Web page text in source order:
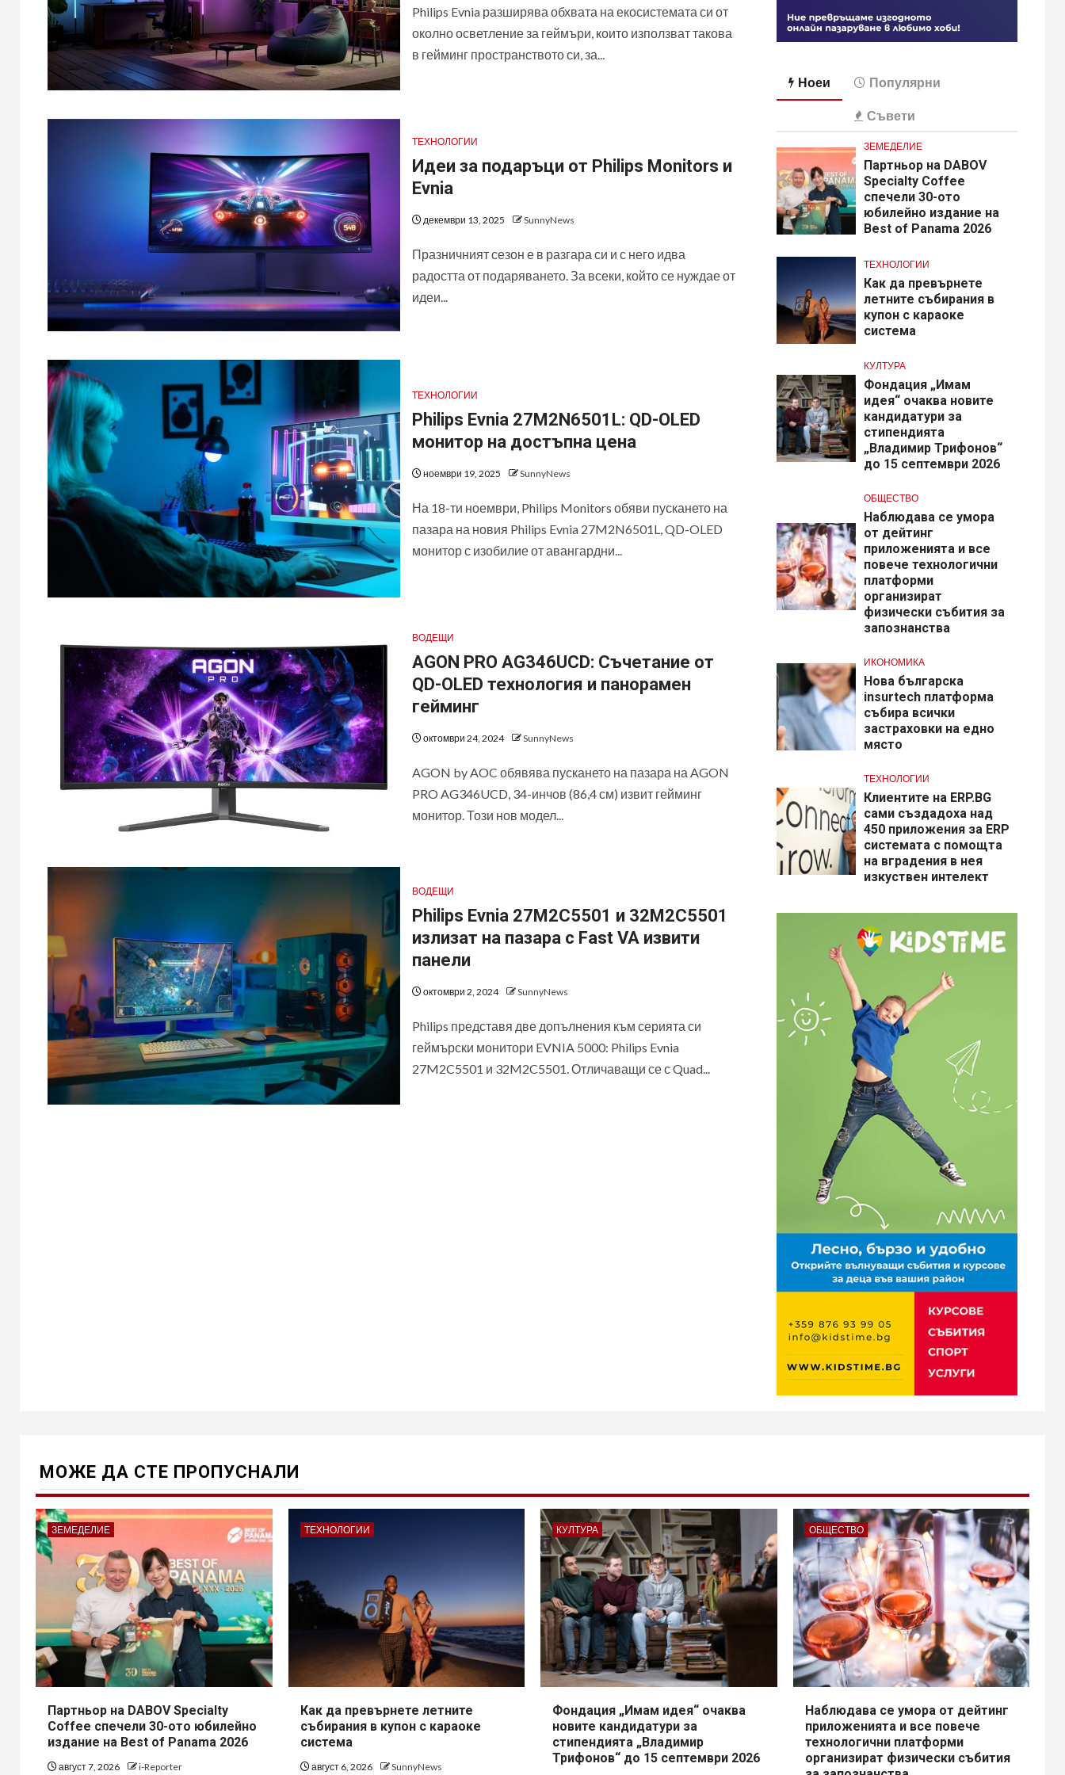
Philips Evnia разширява обхвата на екосистемата си от
околно осветление за геймъри, които използват такова
в гейминг пространството си, за...
ТЕХНОЛОГИИ
Идеи за подаръци от Philips Monitors и
Evnia
декември 13, 2025 SunnyNews
Празничният сезон е в разгара си и с него идва
радостта от подаряването. За всеки, който се нуждае от
идеи...
ТЕХНОЛОГИИ
Philips Evnia 27M2N6501L: QD-OLED
монитор на достъпна цена
ноември 19, 2025 SunnyNews
На 18-ти ноември, Philips Monitors обяви пускането на
пазара на новия Philips Evnia 27M2N6501L, QD-OLED
монитор с изобилие от авангардни...
ВОДЕЩИ
AGON PRO AG346UCD: Съчетание от
QD-OLED технология и панорамен
гейминг
октомври 24, 2024 SunnyNews
AGON by AOC обявява пускането на пазара на AGON
PRO AG346UCD, 34-инчов (86,4 см) извит гейминг
монитор. Този нов модел...
ВОДЕЩИ
Philips Evnia 27M2C5501 и 32M2C5501
излизат на пазара с Fast VA извити
панели
октомври 2, 2024 SunnyNews
Philips представя две допълнения към серията си
геймърски монитори EVNIA 5000: Philips Evnia
27M2C5501 и 32M2C5501. Отличаващи се с Quad...
Ноеи Популярни
Съвети
ЗЕМЕДЕЛИЕ
Партньор на DABOV
Specialty Coffee
спечели 30-ото
юбилейно издание на
Best of Panama 2026
ТЕХНОЛОГИИ
Как да превърнете
летните събирания в
купон с караоке
система
КУЛТУРА
Фондация „Имам
идея“ очаква новите
кандидатури за
стипендията
„Владимир Трифонов“
до 15 септември 2026
ОБЩЕСТВО
Наблюдава се умора
от дейтинг
приложенията и все
повече технологични
платформи
организират
физически събития за
запознанства
ИКОНОМИКА
Нова българска
insurtech платформа
събира всички
застраховки на едно
място
ТЕХНОЛОГИИ
Клиентите на ERP.BG
сами създадоха над
450 приложения за ERP
системата с помощта
на вградения в нея
изкуствен интелект
МОЖE ДА СТЕ ПРОПУСНАЛИ
ЗЕМЕДЕЛИЕ
Партньор на DABOV Specialty
Coffee спечели 30-ото юбилейно
издание на Best of Panama 2026
август 7, 2026 i-Reporter
ТЕХНОЛОГИИ
Как да превърнете летните
събирания в купон с караоке
система
август 6, 2026 SunnyNews
КУЛТУРА
Фондация „Имам идея“ очаква
новите кандидатури за
стипендията „Владимир
Трифонов“ до 15 септември 2026
ОБЩЕСТВО
Наблюдава се умора от дейтинг
приложенията и все повече
технологични платформи
организират физически събития